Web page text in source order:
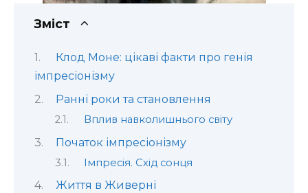
Зміст
Клод Моне: цікаві факти про генія
імпресіонізму
Ранні роки та становлення
Вплив навколишнього світу
Початок імпресіонізму
Імпресія. Схід сонця
Життя в Живерні